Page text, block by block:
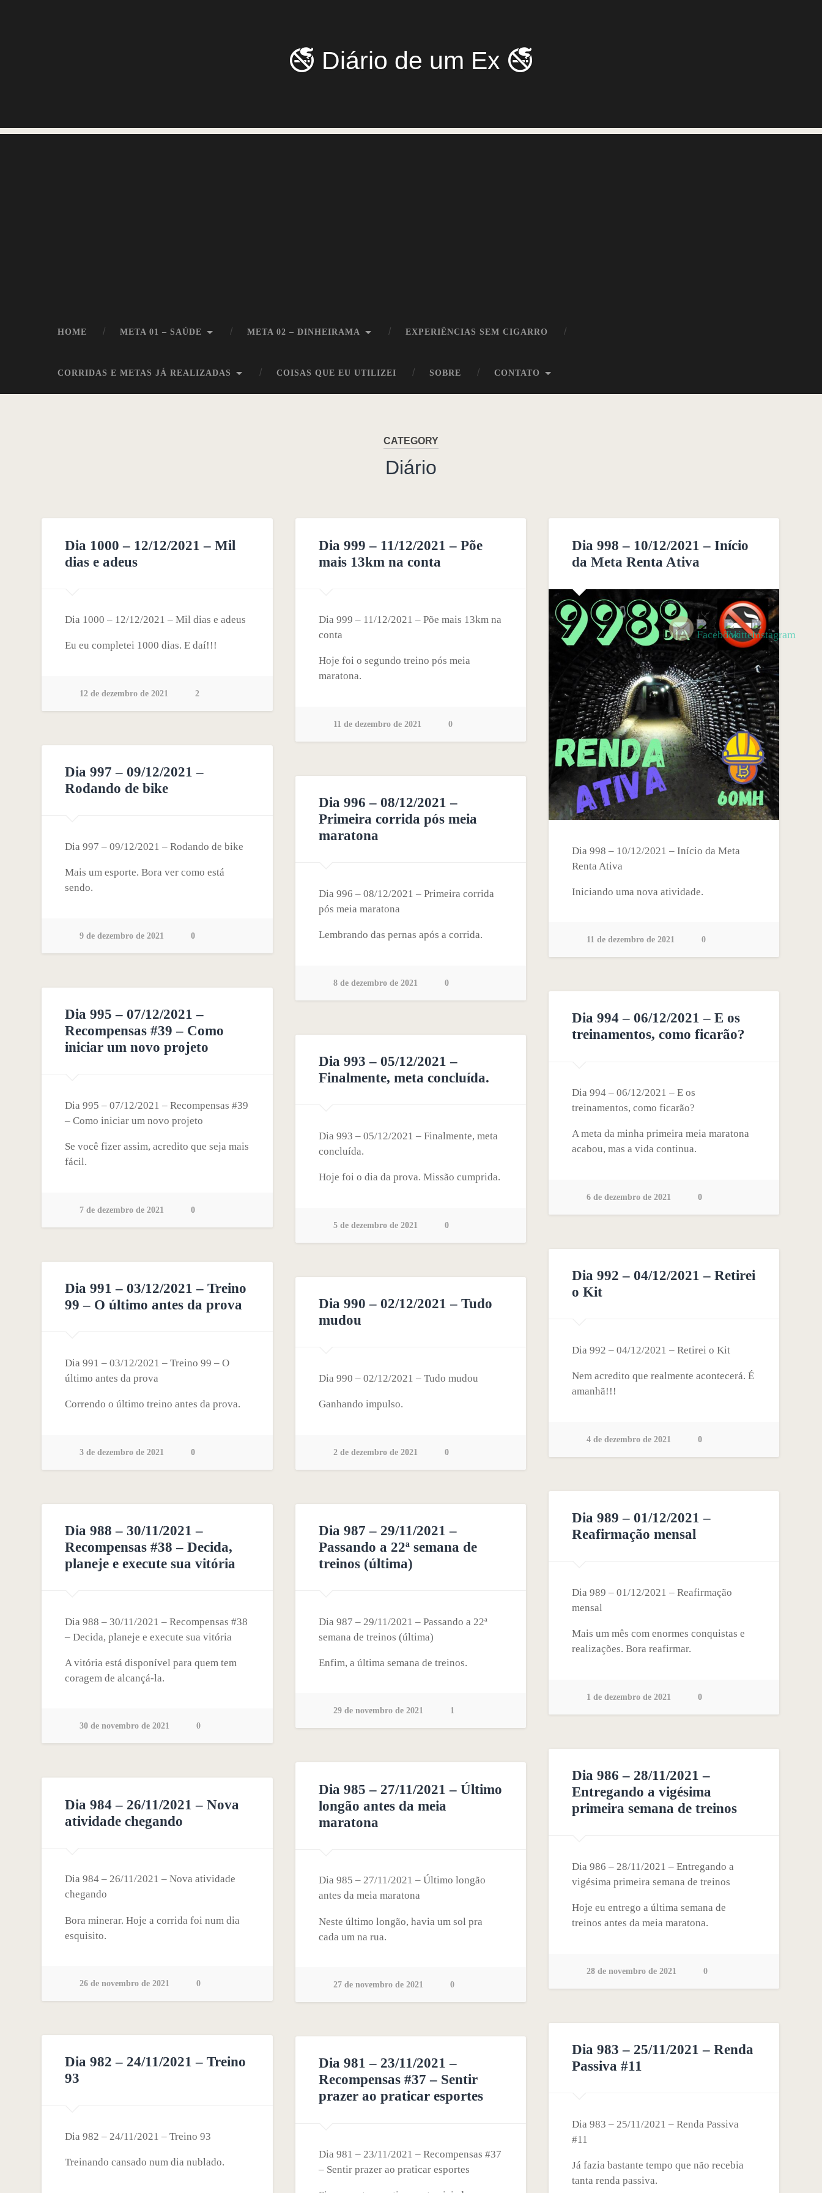
🚭 Diário de um Ex 🚭
HOME META 01 – SAÚDE META 02 – DINHEIRAMA EXPERIÊNCIAS SEM CIGARRO
CORRIDAS E METAS JÁ REALIZADAS COISAS QUE EU UTILIZEI SOBRE CONTATO
CATEGORY
Diário
Dia 1000 – 12/12/2021 – Mil
dias e adeus
Dia 1000 – 12/12/2021 – Mil dias e adeus
Eu eu completei 1000 dias. E daí!!!
12 de dezembro de 2021 2
Dia 999 – 11/12/2021 – Põe
mais 13km na conta
Dia 999 – 11/12/2021 – Põe mais 13km na
conta
Hoje foi o segundo treino pós meia
maratona.
11 de dezembro de 2021 0
Dia 998 – 10/12/2021 – Início
da Meta Renta Ativa
Dia 998 – 10/12/2021 – Início da Meta
Renta Ativa
Iniciando uma nova atividade.
11 de dezembro de 2021 0
Dia 997 – 09/12/2021 –
Rodando de bike
Dia 997 – 09/12/2021 – Rodando de bike
Mais um esporte. Bora ver como está
sendo.
9 de dezembro de 2021 0
Dia 996 – 08/12/2021 –
Primeira corrida pós meia
maratona
Dia 996 – 08/12/2021 – Primeira corrida
pós meia maratona
Lembrando das pernas após a corrida.
8 de dezembro de 2021 0
Dia 995 – 07/12/2021 –
Recompensas #39 – Como
iniciar um novo projeto
Dia 995 – 07/12/2021 – Recompensas #39
– Como iniciar um novo projeto
Se você fizer assim, acredito que seja mais
fácil.
7 de dezembro de 2021 0
Dia 994 – 06/12/2021 – E os
treinamentos, como ficarão?
Dia 994 – 06/12/2021 – E os
treinamentos, como ficarão?
A meta da minha primeira meia maratona
acabou, mas a vida continua.
6 de dezembro de 2021 0
Dia 993 – 05/12/2021 –
Finalmente, meta concluída.
Dia 993 – 05/12/2021 – Finalmente, meta
concluída.
Hoje foi o dia da prova. Missão cumprida.
5 de dezembro de 2021 0
Dia 992 – 04/12/2021 – Retirei
o Kit
Dia 992 – 04/12/2021 – Retirei o Kit
Nem acredito que realmente acontecerá. É
amanhã!!!
4 de dezembro de 2021 0
Dia 991 – 03/12/2021 – Treino
99 – O último antes da prova
Dia 991 – 03/12/2021 – Treino 99 – O
último antes da prova
Correndo o último treino antes da prova.
3 de dezembro de 2021 0
Dia 990 – 02/12/2021 – Tudo
mudou
Dia 990 – 02/12/2021 – Tudo mudou
Ganhando impulso.
2 de dezembro de 2021 0
Dia 989 – 01/12/2021 –
Reafirmação mensal
Dia 989 – 01/12/2021 – Reafirmação
mensal
Mais um mês com enormes conquistas e
realizações. Bora reafirmar.
1 de dezembro de 2021 0
Dia 988 – 30/11/2021 –
Recompensas #38 – Decida,
planeje e execute sua vitória
Dia 988 – 30/11/2021 – Recompensas #38
– Decida, planeje e execute sua vitória
A vitória está disponível para quem tem
coragem de alcançá-la.
30 de novembro de 2021 0
Dia 987 – 29/11/2021 –
Passando a 22ª semana de
treinos (última)
Dia 987 – 29/11/2021 – Passando a 22ª
semana de treinos (última)
Enfim, a última semana de treinos.
29 de novembro de 2021 1
Dia 986 – 28/11/2021 –
Entregando a vigésima
primeira semana de treinos
Dia 986 – 28/11/2021 – Entregando a
vigésima primeira semana de treinos
Hoje eu entrego a última semana de
treinos antes da meia maratona.
28 de novembro de 2021 0
Dia 985 – 27/11/2021 – Último
longão antes da meia
maratona
Dia 985 – 27/11/2021 – Último longão
antes da meia maratona
Neste último longão, havia um sol pra
cada um na rua.
27 de novembro de 2021 0
Dia 984 – 26/11/2021 – Nova
atividade chegando
Dia 984 – 26/11/2021 – Nova atividade
chegando
Bora minerar. Hoje a corrida foi num dia
esquisito.
26 de novembro de 2021 0
Dia 983 – 25/11/2021 – Renda
Passiva #11
Dia 983 – 25/11/2021 – Renda Passiva
#11
Já fazia bastante tempo que não recebia
tanta renda passiva.
Dia 982 – 24/11/2021 – Treino
93
Dia 982 – 24/11/2021 – Treino 93
Treinando cansado num dia nublado.
Dia 981 – 23/11/2021 –
Recompensas #37 – Sentir
prazer ao praticar esportes
Dia 981 – 23/11/2021 – Recompensas #37
– Sentir prazer ao praticar esportes